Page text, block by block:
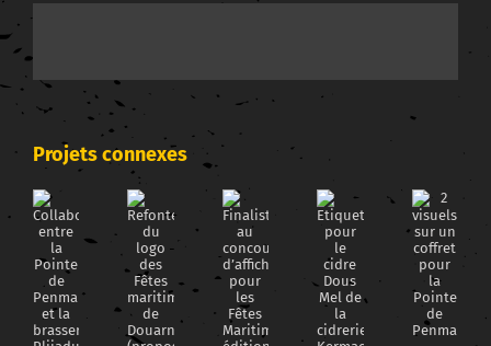
Projets connexes